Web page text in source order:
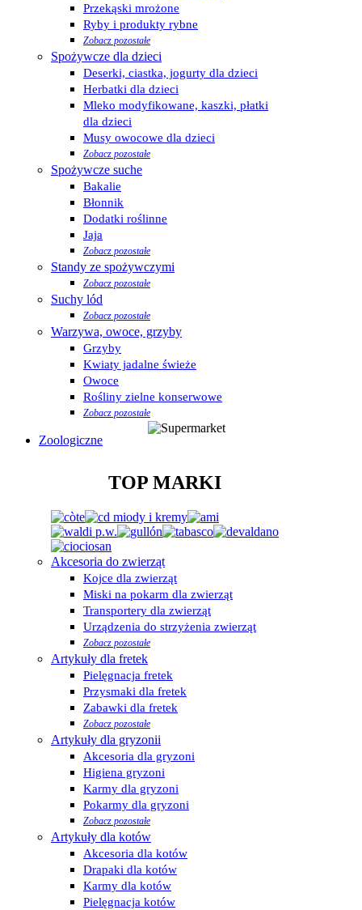
Przekąski mrożone
Ryby i produkty rybne
Zobacz pozostałe
Spożywcze dla dzieci
Deserki, ciastka, jogurty dla dzieci
Herbatki dla dzieci
Mleko modyfikowane, kaszki, płatki
dla dzieci
Musy owocowe dla dzieci
Zobacz pozostałe
Spożywcze suche
Bakalie
Błonnik
Dodatki roślinne
Jaja
Zobacz pozostałe
Standy ze spożywczymi
Zobacz pozostałe
Suchy lód
Zobacz pozostałe
Warzywa, owoce, grzyby
Grzyby
Kwiaty jadalne świeże
Owoce
Rośliny zielne konserwowe
Zobacz pozostałe
Zoologiczne
TOP MARKI
Akcesoria do zwierząt
Kojce dla zwierząt
Miski na pokarm dla zwierząt
Transportery dla zwierząt
Urządzenia do strzyżenia zwierząt
Zobacz pozostałe
Artykuły dla fretek
Pielęgnacja fretek
Przysmaki dla fretek
Zabawki dla fretek
Zobacz pozostałe
Artykuły dla gryzonii
Akcesoria dla gryzoni
Higiena gryzoni
Karmy dla gryzoni
Pokarmy dla gryzoni
Zobacz pozostałe
Artykuły dla kotów
Akcesoria dla kotów
Drapaki dla kotów
Karmy dla kotów
Pielęgnacja kotów